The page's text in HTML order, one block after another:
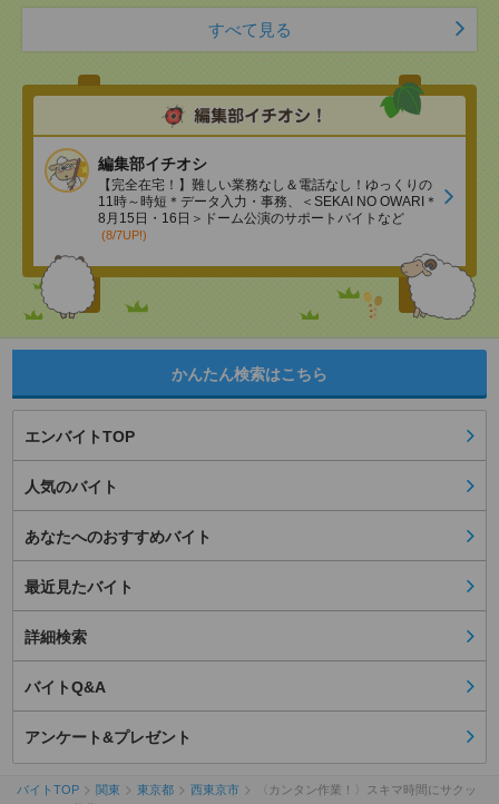
すべて見る
編集部イチオシ
【完全在宅！】難しい業務なし＆電話なし！ゆっくりの
11時～時短＊データ入力・事務、＜SEKAI NO OWARI＊
8月15日・16日＞ドーム公演のサポートバイトなど
(8/7UP!)
かんたん検索はこちら
エンバイトTOP
人気のバイト
あなたへのおすすめバイト
最近見たバイト
詳細検索
バイトQ&A
アンケート&プレゼント
バイトTOP 関東 東京都 西東京市
〈カンタン作業！〉スキマ時間にサクッ